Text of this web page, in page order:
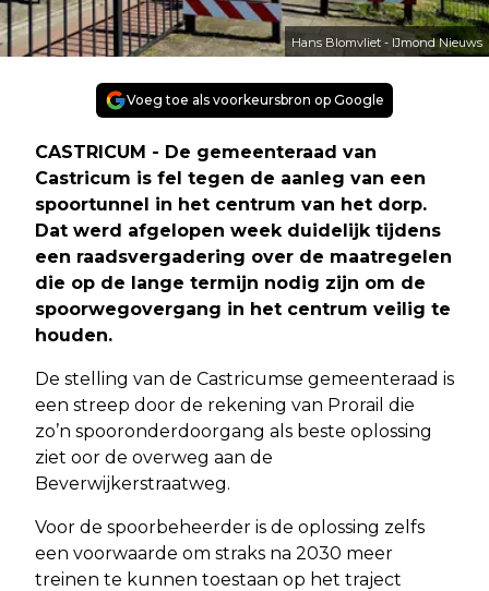
Hans Blomvliet - IJmond Nieuws
Voeg toe als voorkeursbron op Google
CASTRICUM - De gemeenteraad van
Castricum is fel tegen de aanleg van een
spoortunnel in het centrum van het dorp.
Dat werd afgelopen week duidelijk tijdens
een raadsvergadering over de maatregelen
die op de lange termijn nodig zijn om de
spoorwegovergang in het centrum veilig te
houden.
De stelling van de Castricumse gemeenteraad is
een streep door de rekening van Prorail die
zo’n spooronderdoorgang als beste oplossing
ziet oor de overweg aan de
Beverwijkerstraatweg.
Voor de spoorbeheerder is de oplossing zelfs
een voorwaarde om straks na 2030 meer
treinen te kunnen toestaan op het traject